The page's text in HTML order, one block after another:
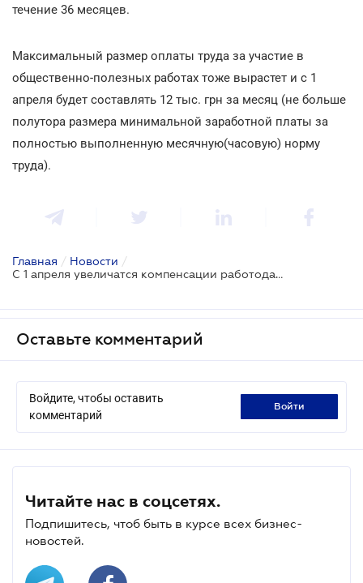
течение 36 месяцев.
Максимальный размер оплаты труда за участие в
общественно-полезных работах тоже вырастет и с 1
апреля будет составлять 12 тыс. грн за месяц (не больше
полутора размера минимальной заработной платы за
полностью выполненную месячную(часовую) норму
труда).
Главная / Новости /
С 1 апреля увеличатся компенсации работодателям за трудоустройство определенных категорий граждан
Оставьте комментарий
Войдите, чтобы оставить
комментарий
войти
Читайте нас в соцсетях.
Подпишитесь, чтоб быть в курсе всех бизнес-
новостей.